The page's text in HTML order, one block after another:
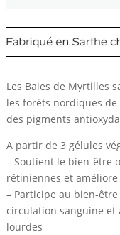
Les Baies de Myrtilles
les forêts nordiques
des pigments
A partir de 3 gélules
– Soutient le bien-être
rétiniennes et
– Participe au bien-
circulation sanguine et
lourdes